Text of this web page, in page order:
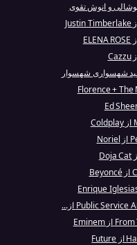
و انوش تقوی
شهسواری شهسوار